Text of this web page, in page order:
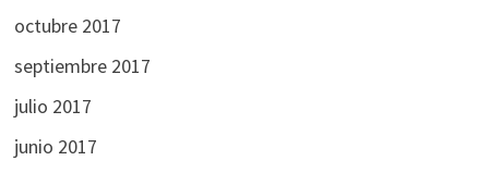
octubre 2017
septiembre 2017
julio 2017
junio 2017